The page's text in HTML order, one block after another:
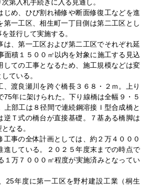
第入札手続きに入る見通し。
じめ、ひび割れ補修や断面修復工などを進
第一工区、相生町一丁目側は第二工区とし
並行して実施する。
は、第一工区および第二工区でそれぞれ延
面積１５００㎡以内を対象に施工する見込
しての工事となるため、施工規模などは変
ている。
、渡良瀬川を跨ぐ橋長３６８・２ｍ。上り
75年に架けられた。下り線橋は全幅９・５
上部工は８径間で連続鋼溶接Ｉ型合成橋と
逆Ｔ式の橋台が直接基礎。７基ある橋脚は
なる。
工事の全体計画としては、約２万４０００
進している。２０２５年度末までの時点で
１万７０００㎡程度が実施済みとなってい
25年度に第一工区を野村建設工業（桐生